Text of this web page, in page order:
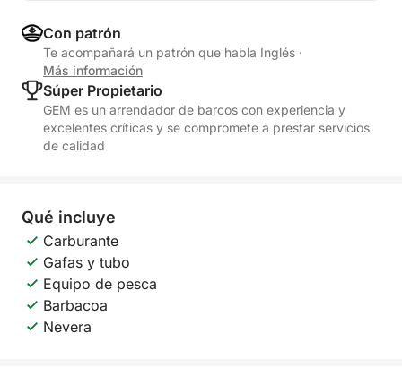
Con patrón
Te acompañará un patrón que habla Inglés ·
Más información
Súper Propietario
GEM es un arrendador de barcos con experiencia y
excelentes críticas y se compromete a prestar servicios
de calidad
Qué incluye
Carburante
Gafas y tubo
Equipo de pesca
Barbacoa
Nevera